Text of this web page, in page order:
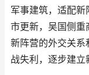
军事建筑，适配
市更新，吴国侧重
新阵营的外交关系
战失利，逐步建立